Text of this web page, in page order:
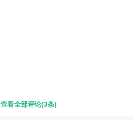
查看全部评论(3条)